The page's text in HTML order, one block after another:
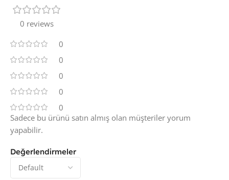
0 reviews
0
0
0
0
0
Değerlendirmeler
Sadece bu ürünü satın almış olan müşteriler yorum
yapabilir.